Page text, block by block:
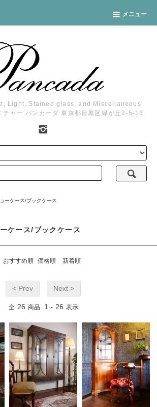
メニュー
Light, Stained glass, and Miscellaneous
チャー パンカーダ 東京都目黒区緑が丘2-5-13
ーケース/ブックケース
ケース/ブックケース
おすすめ順 価格順 新着順
< Prev Next >
全 26 商品 1 - 26 表示